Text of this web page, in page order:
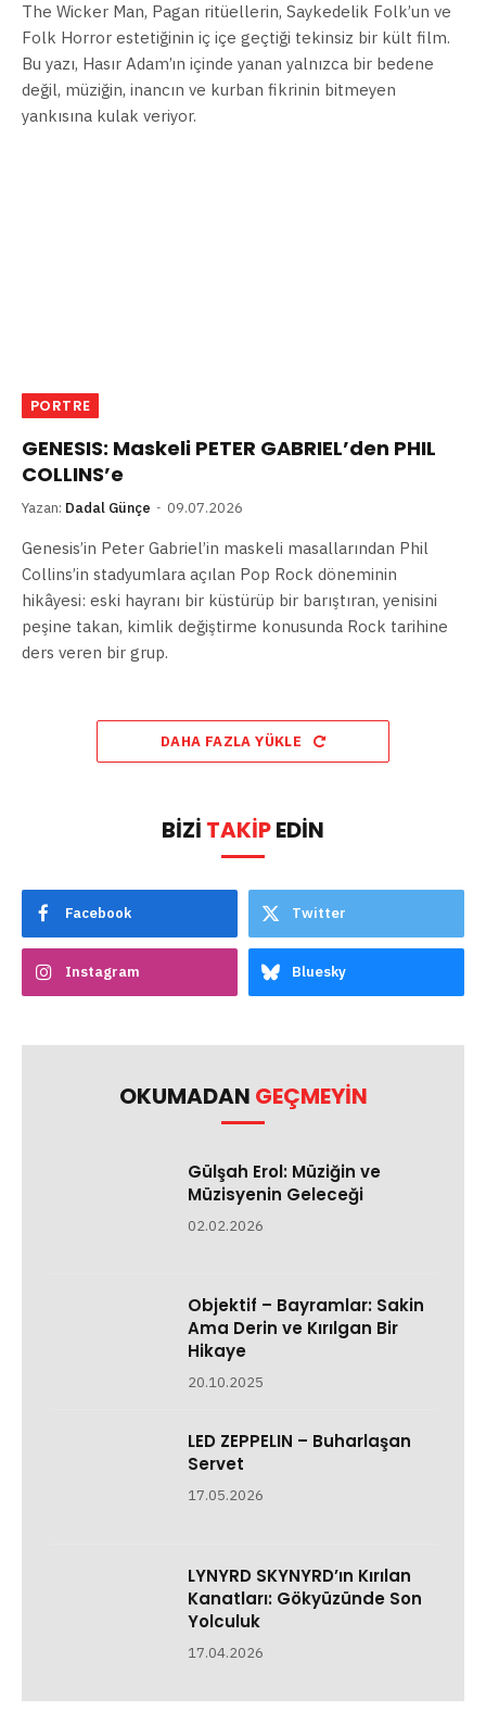
The Wicker Man, Pagan ritüellerin, Saykedelik Folk’un ve
Folk Horror estetiğinin iç içe geçtiği tekinsiz bir kült film.
Bu yazı, Hasır Adam’ın içinde yanan yalnızca bir bedene
değil, müziğin, inancın ve kurban fikrinin bitmeyen
yankısına kulak veriyor.
PORTRE
GENESIS: Maskeli PETER GABRIEL’den PHIL
COLLINS’e
Yazan: Dadal Günçe 09.07.2026
Genesis’in Peter Gabriel’in maskeli masallarından Phil
Collins’in stadyumlara açılan Pop Rock döneminin
hikâyesi: eski hayranı bir küstürüp bir barıştıran, yenisini
peşine takan, kimlik değiştirme konusunda Rock tarihine
ders veren bir grup.
DAHA FAZLA YÜKLE
BIZI TAKIPEDIN
Facebook Twitter
Instagram Bluesky
OKUMADAN GEÇMEYIN
Gülşah Erol: Müziğin ve
Müzisyenin Geleceği
02.02.2026
Objektif – Bayramlar: Sakin
Ama Derin ve Kırılgan Bir
Hikaye
20.10.2025
LED ZEPPELIN – Buharlaşan
Servet
17.05.2026
LYNYRD SKYNYRD’ın Kırılan
Kanatları: Gökyüzünde Son
Yolculuk
17.04.2026